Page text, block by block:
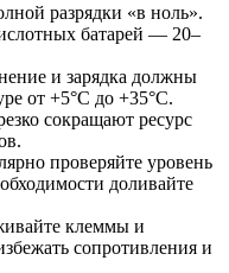
разрядки «в ноль».
батарей — 20–
и зарядка должны
от +5°C до +35°C.
сокращают ресурс
проверяйте уровень
доливайте
клеммы и
сопротивления и